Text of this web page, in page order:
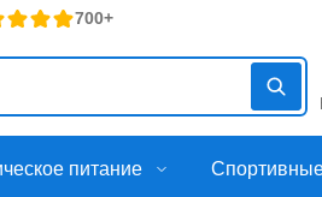
700+
питание